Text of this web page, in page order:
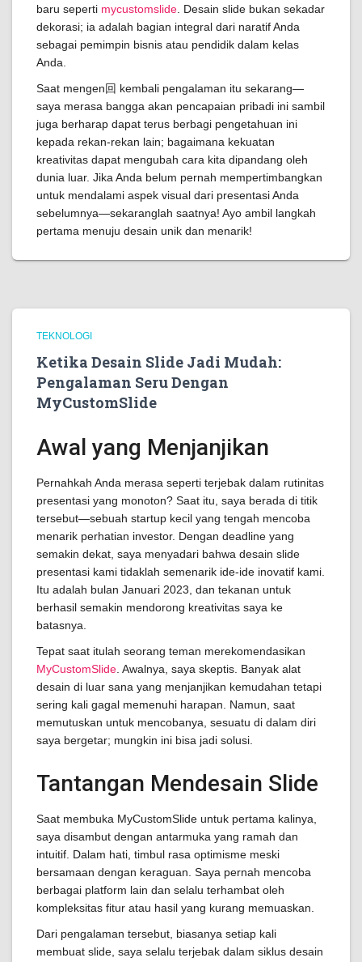
baru seperti mycustomslide . Desain slide bukan sekadar
dekorasi; ia adalah bagian integral dari naratif Anda
sebagai pemimpin bisnis atau pendidik dalam kelas
Anda.
Saat mengen回 kembali pengalaman itu sekarang—
saya merasa bangga akan pencapaian pribadi ini sambil
juga berharap dapat terus berbagi pengetahuan ini
kepada rekan-rekan lain; bagaimana kekuatan
kreativitas dapat mengubah cara kita dipandang oleh
dunia luar. Jika Anda belum pernah mempertimbangkan
untuk mendalami aspek visual dari presentasi Anda
sebelumnya—sekaranglah saatnya! Ayo ambil langkah
pertama menuju desain unik dan menarik!
TEKNOLOGI
Ketika Desain Slide Jadi Mudah:
Pengalaman Seru Dengan
MyCustomSlide
Awal yang Menjanjikan
Pernahkah Anda merasa seperti terjebak dalam rutinitas
presentasi yang monoton? Saat itu, saya berada di titik
tersebut—sebuah startup kecil yang tengah mencoba
menarik perhatian investor. Dengan deadline yang
semakin dekat, saya menyadari bahwa desain slide
presentasi kami tidaklah semenarik ide-ide inovatif kami.
Itu adalah bulan Januari 2023, dan tekanan untuk
berhasil semakin mendorong kreativitas saya ke
batasnya.
Tepat saat itulah seorang teman merekomendasikan
MyCustomSlide . Awalnya, saya skeptis. Banyak alat
desain di luar sana yang menjanjikan kemudahan tetapi
sering kali gagal memenuhi harapan. Namun, saat
memutuskan untuk mencobanya, sesuatu di dalam diri
saya bergetar; mungkin ini bisa jadi solusi.
Tantangan Mendesain Slide
Saat membuka MyCustomSlide untuk pertama kalinya,
saya disambut dengan antarmuka yang ramah dan
intuitif. Dalam hati, timbul rasa optimisme meski
bersamaan dengan keraguan. Saya pernah mencoba
berbagai platform lain dan selalu terhambat oleh
kompleksitas fitur atau hasil yang kurang memuaskan.
Dari pengalaman tersebut, biasanya setiap kali
membuat slide, saya selalu terjebak dalam siklus desain